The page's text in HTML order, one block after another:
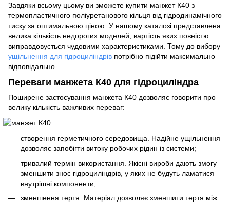
Завдяки всьому цьому ви зможете купити манжет К40 з
термопластичного поліуретанового кільця від гідродинамічного
тиску за оптимальною ціною. У нашому каталозі представлена
велика кількість недорогих моделей, вартість яких повністю
виправдовується чудовими характеристиками. Тому до вибору
ущільнення для гідроциліндрів потрібно підійти максимально
відповідально.
Переваги манжета К40 для гідроциліндра
Поширене застосування манжета К40 дозволяє говорити про
велику кількість важливих переваг:
створення герметичного середовища. Надійне ущільнення
дозволяє запобігти витоку робочих рідин із системи;
тривалий термін використання. Якісні вироби дають змогу
зменшити знос гідроциліндрів, у яких не будуть ламатися
внутрішні компоненти;
зменшення тертя. Матеріал дозволяє зменшити тертя між